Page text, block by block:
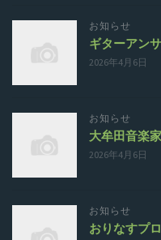
お知らせ
ギターアン
2026年4月6日
お知らせ
大牟田音楽
2026年4月6日
お知らせ
おりなすプ